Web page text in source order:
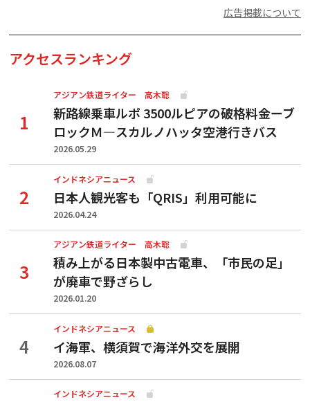
広告掲載について
アクセスランキング
アジアン鉄道ライター 高木聡
新路線乗車ルポ 3500ルピアの破格料金ーブ
ロックＭ―スカルノハッタ空港行きバス
2026.05.29
インドネシアニュース
日本人観光客も「QRIS」利用可能に
2026.04.24
アジアン鉄道ライター 高木聡
積み上がる日本製中古電車、「市民の足」
が廃車で野ざらし
2026.01.20
インドネシアニュース
イ海軍、横須賀で海洋外交を展開
2026.08.07
インドネシアニュース